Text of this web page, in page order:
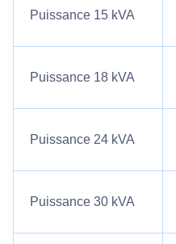
Puissance 15 kVA
Puissance 18 kVA
Puissance 24 kVA
Puissance 30 kVA